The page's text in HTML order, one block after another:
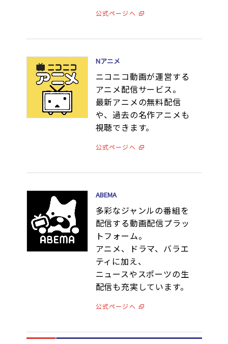
公式ページへ
Nアニメ
ニコニコ動画が運営する
アニメ配信サービス。
最新アニメの無料配信
や、過去の名作アニメも
視聴できます。
公式ページへ
ABEMA
多彩なジャンルの番組を
配信する動画配信プラッ
トフォーム。
アニメ、ドラマ、バラエ
ティに加え、
ニュースやスポーツの生
配信も充実しています。
公式ページへ